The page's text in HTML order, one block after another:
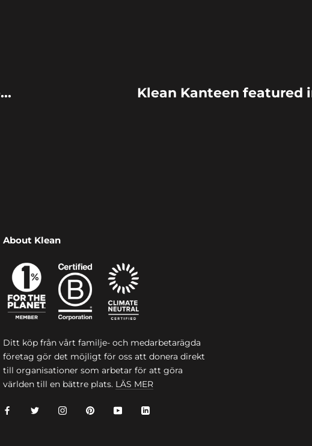
Klean Kanteen featured
About Klean
Ditt köp från vårt familje- och medarbetarägda
företag gör det möjligt för oss att donera direkt
till organisationer som arbetar för att göra
världen till en bättre plats. LÄS MER